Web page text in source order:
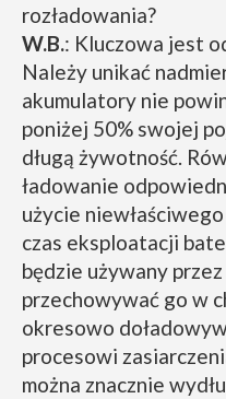
rozładowania?
W.B.: Kluczowa jest
Należy unikać
akumulatory nie
poniżej 50% swojej
długą żywotność.
ładowanie
użycie
czas eksploatacji
będzie używany
przechowywać go w
okresowo
procesowi
można znacznie